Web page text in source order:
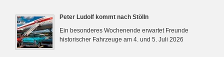
Peter Ludolf kommt nach Stölln
Ein besonderes Wochenende erwartet Freunde
historischer Fahrzeuge am 4. und 5. Juli 2026